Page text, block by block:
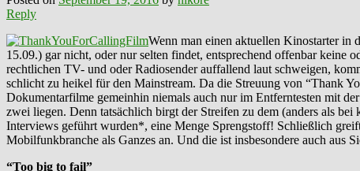
Reply
Wenn man einen aktuellen Kinostarter in
15.09.) gar nicht, oder nur selten findet, entsprechend offenbar keine
rechtlichen TV- und oder Radiosender auffallend laut schweigen,
schlicht zu heikel für den Mainstream. Da die Streuung von “Thank
Dokumentarfilme gemeinhin niemals auch nur im Entferntesten mit
zwei liegen. Denn tatsächlich birgt der Streifen zu dem (anders als
Interviews geführt wurden*, eine Menge Sprengstoff! Schließlich
Mobilfunkbranche als Ganzes an. Und die ist insbesondere auch aus
“Too big to fail”